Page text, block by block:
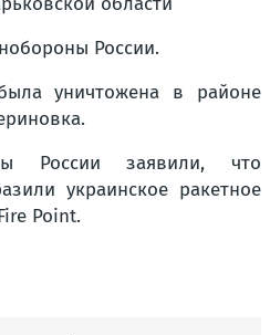
России.
уничтожена в районе
России заявили, что
украинское ракетное
Point.